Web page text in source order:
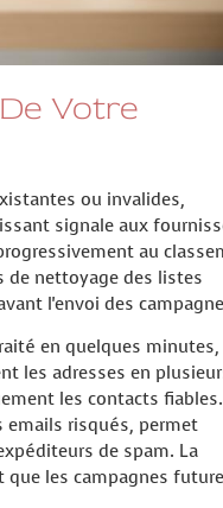
Votre
ou invalides,
signale aux
au
de nettoyage des listes
l'envoi des
en quelques minutes,
les adresses en
les contacts fiables.
emails risqués, permet
de spam. La
les campagnes